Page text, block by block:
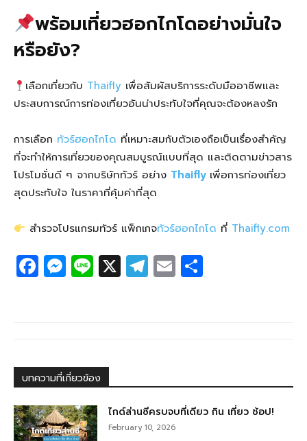
พร้อมเที่ยวฮอกไกโดอย่างมั่นใจ
หรือยัง?
เลือกเที่ยวกับ Thaifly เพื่อสัมผัสบริการระดับมืออาชีพและ
ประสบการณ์การท่องเที่ยวอันน่าประทับใจที่คุณจะต้องหลงรัก
การเลือก ทัวร์ฮอกไกโด ที่เหมาะสมกับตัวเองถือเป็นเรื่องสำคัญ
ที่จะทำให้การเที่ยวของคุณสมบูรณ์แบบที่สุด และติดตามข่าวสาร
โปรโมชั่นดี ๆ จากบริษัททัวร์ อย่าง Thaifly เพื่อการท่องเที่ยว
สุดประทับใจ ในราคาที่คุ้มค่าที่สุด
สำรวจโปรแกรมทัวร์ แพ็กเกจทัวร์ฮอกไกโด ที่ Thaifly.com
F
a
o
o
k
M
e
g
er
Li
n
X T
el
E
m
บทความที่เกี่ยวข้อง
ไกด์ส่านซีครบจบที่เดียว กิน เที่ยว ช้อป!
February 10, 2026